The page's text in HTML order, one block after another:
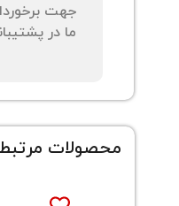
جهت
ما در
محصولات مرتبط